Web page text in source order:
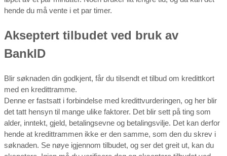
hende du må vente i et par timer.
Akseptert tilbudet ved bruk av
BankID
Blir søknaden din godkjent, får du tilsendt et tilbud om kredittkort
med en kredittramme.
Denne er fastsatt i forbindelse med kredittvurderingen, og her blir
det tatt hensyn til mange ulike faktorer. Det blir sett på ting som
alder, inntekt, gjeld, betalingsevne og betalingsvilje. Det kan derfor
hende at kredittrammen ikke er den samme, som den du skrev i
søknaden. Se nøye igjennom tilbudet, og ser det greit ut, kan du